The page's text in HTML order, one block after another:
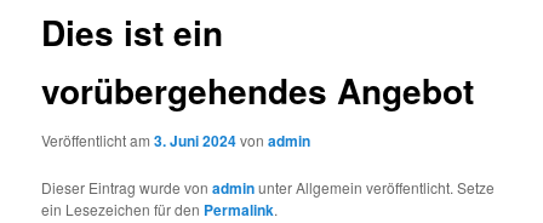
Dies ist ein
vorübergehendes Angebot
Veröffentlicht am3. Juni 2024vonadmin
Dieser Eintrag wurde vonadminunter Allgemein veröffentlicht. Setze
ein Lesezeichen für den Permalink.